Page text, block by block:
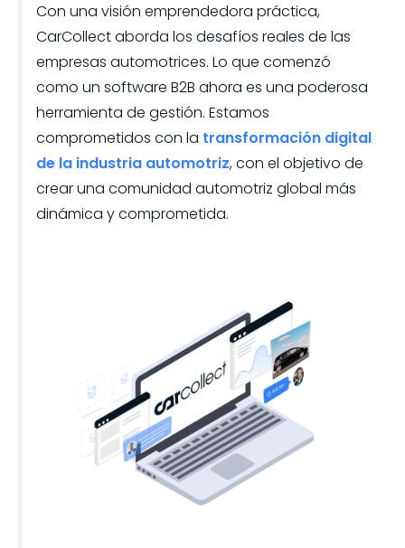
Con una visión emprendedora práctica,
CarCollect aborda los desafíos reales de las
empresas automotrices. Lo que comenzó
como un software B2B ahora es una poderosa
herramienta de gestión. Estamos
comprometidos con la transformación digital
de la industria automotriz, con el objetivo de
crear una comunidad automotriz global más
dinámica y comprometida.